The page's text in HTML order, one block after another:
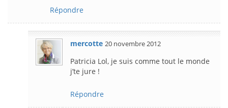
Répondre
mercotte 20 novembre 2012
Patricia Lol, je suis comme tout le monde
j’te jure !
Répondre